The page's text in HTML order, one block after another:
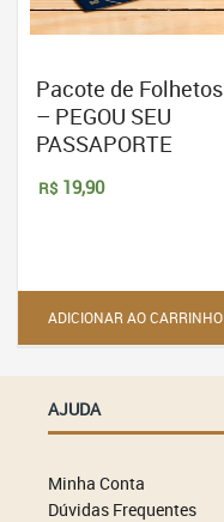
Pacote de Folhetos
– PEGOU SEU
PASSAPORTE
R$ 19,90
ADICIONAR AO CARRINHO
AJUDA
Minha Conta
Dúvidas Frequentes